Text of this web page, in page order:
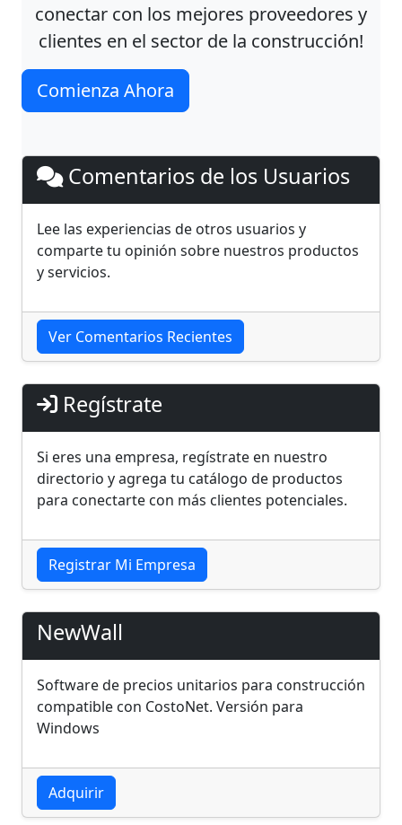
conectar con los mejores proveedores y
clientes en el sector de la construcción!
Comienza Ahora
Comentarios de los Usuarios
Lee las experiencias de otros usuarios y
comparte tu opinión sobre nuestros productos
y servicios.
Ver Comentarios Recientes
Regístrate
Si eres una empresa, regístrate en nuestro
directorio y agrega tu catálogo de productos
para conectarte con más clientes potenciales.
Registrar Mi Empresa
NewWall
Software de precios unitarios para construcción
compatible con CostoNet. Versión para
Windows
Adquirir